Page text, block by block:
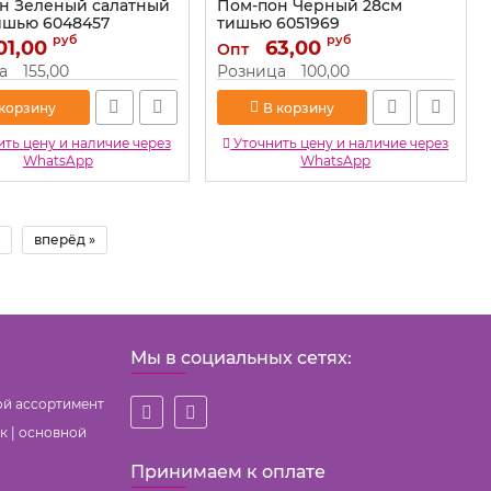
Зеленый салатный
6048457
руб
155,00
цену и наличие через
WhatsApp
Пом-пон Черный 28см
тишью 6051969
Артикул: 6051969
Опт 63,00 руб
Розница 100,00
В корзину
Уточнить цену и наличие через
WhatsApp
вперёд »
ассортимент
| основной
Мы в социальных сетях:
Принимаем к оплате